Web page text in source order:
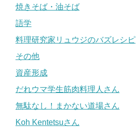
焼きそば・油そば
語学
料理研究家リュウジのバズレシピ
その他
資産形成
だれウマ学生筋肉料理人さん
無駄なし！まかない道場さん
Koh Kentetsuさん